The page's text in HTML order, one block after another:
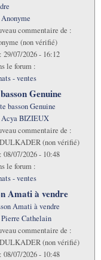
Anonyme
commentaire de :
(non vérifié)
29/07/2026 - 16:12
le forum :
- ventes
Genuine
basson Genuine
Acya BIZIEUX
commentaire de :
(non vérifié)
08/07/2026 - 10:48
le forum :
- ventes
Amati à vendre
Amati à vendre
Pierre Cathelain
commentaire de :
(non vérifié)
08/07/2026 - 10:48